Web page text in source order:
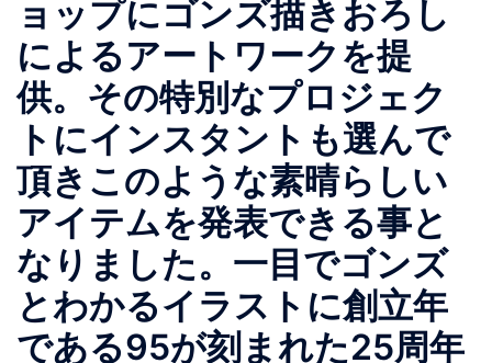
ョップにゴンズ描きおろし
によるアートワークを提
供。その特別なプロジェク
トにインスタントも選んで
頂きこのような素晴らしい
アイテムを発表できる事と
なりました。一目でゴンズ
とわかるイラストに創立年
である95が刻まれた25周年